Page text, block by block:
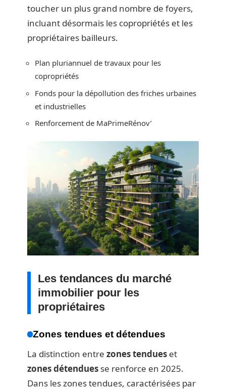
toucher un plus grand nombre de foyers,
incluant désormais les copropriétés et les
propriétaires bailleurs.
Plan pluriannuel de travaux pour les
copropriétés
Fonds pour la dépollution des friches urbaines
et industrielles
Renforcement de MaPrimeRénov’
Les tendances du marché
immobilier pour les
propriétaires
Zones tendues et détendues
La distinction entre zones tendues et
zones détendues se renforce en 2025.
Dans les zones tendues, caractérisées par